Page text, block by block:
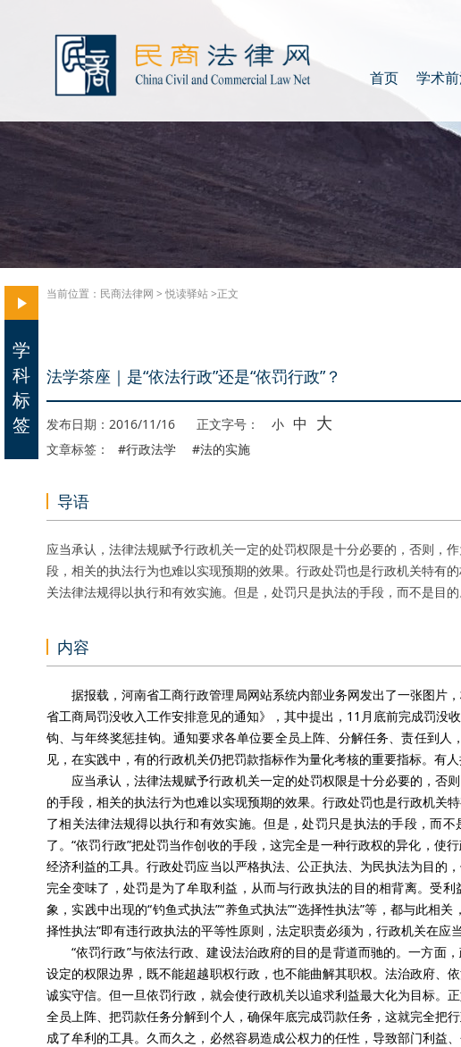
首页 学术
当前位置： 民商法律网 > 悦读驿站>正文
法学茶座｜是“依法行政”还是“依罚行政”？
发布日期：2016/11/16 正文字号： 小 中 大
文章标签： #行政法学 #法的实施
导语
应当承认，法律法规赋予行政机关一定的处罚权限是十分必要的，否则，
段，相关的执法行为也难以实现预期的效果。行政处罚也是行政机关特有
关法律法规得以执行和有效实施。但是，处罚只是执法的手段，而不是目
内容
据报载，河南省工商行政管理局网站系统内部业务网发出了一张图片
省工商局罚没收入工作安排意见的通知》，其中提出，11月底前完成罚没
钩、与年终奖惩挂钩。通知要求各单位要全员上阵、分解任务、责任到人
见，在实践中，有的行政机关仍把罚款指标作为量化考核的重要指标。有人
应当承认，法律法规赋予行政机关一定的处罚权限是十分必要的，否
的手段，相关的执法行为也难以实现预期的效果。行政处罚也是行政机关
了相关法律法规得以执行和有效实施。但是，处罚只是执法的手段，而
了。“依罚行政”把处罚当作创收的手段，这完全是一种行政权的异化，使
经济利益的工具。行政处罚应当以严格执法、公正执法、为民执法为目的
完全变味了，处罚是为了牟取利益，从而与行政执法的目的相背离。受
象，实践中出现的“钓鱼式执法”“养鱼式执法”“选择性执法”等，都与此相
择性执法”即有违行政执法的平等性原则，法定职责必须为，行政机关在应
“依罚行政”与依法行政、建设法治政府的目的是背道而驰的。一方面
设定的权限边界，既不能超越职权行政，也不能曲解其职权。法治政府、
诚实守信。但一旦依罚行政，就会使行政机关以追求利益最大化为目标。
全员上阵、把罚款任务分解到个人，确保年底完成罚款任务，这就完全把
成了牟利的工具。久而久之，必然容易造成公权力的任性，导致部门利益
学
科
标
签